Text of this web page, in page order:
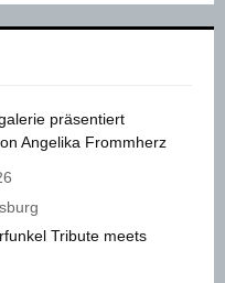
präsentiert
Angelika Frommherz
Tribute meets